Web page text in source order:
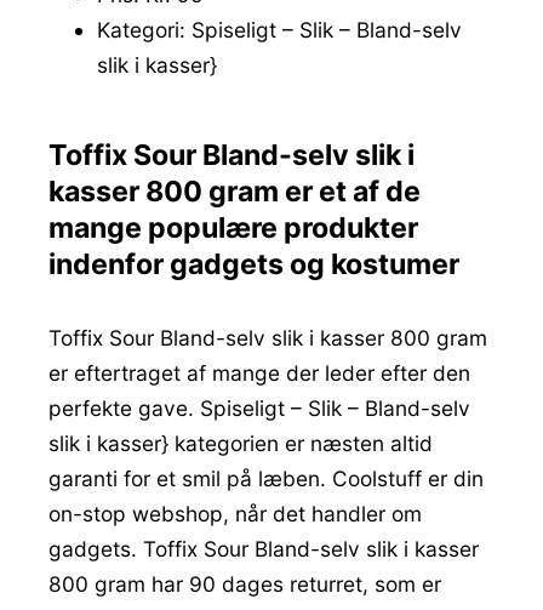
Kategori: Spiseligt – Slik – Bland-selv
slik i kasser}
Toffix Sour Bland-selv slik i
kasser 800 gram er et af de
mange populære produkter
indenfor gadgets og kostumer
Toffix Sour Bland-selv slik i kasser 800 gram
er eftertraget af mange der leder efter den
perfekte gave. Spiseligt – Slik – Bland-selv
slik i kasser} kategorien er næsten altid
garanti for et smil på læben. Coolstuff er din
on-stop webshop, når det handler om
gadgets. Toffix Sour Bland-selv slik i kasser
800 gram har 90 dages returret, som er